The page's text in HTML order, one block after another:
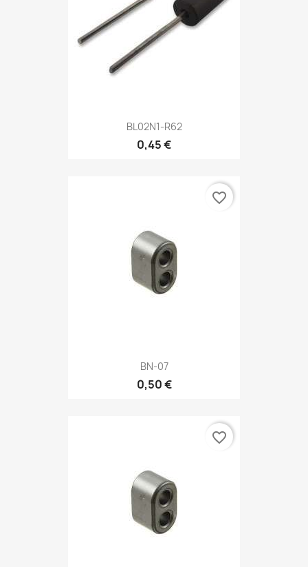
BL02N1-R62
0,45 €
BN-07
0,50 €
favorite_border
favorite_border